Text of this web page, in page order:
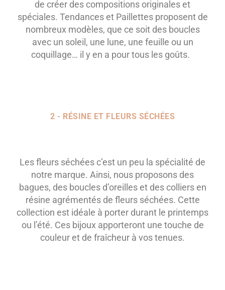
de créer des compositions originales et
spéciales. Tendances et Paillettes proposent de
nombreux modèles, que ce soit des boucles
avec un soleil, une lune, une feuille ou un
coquillage… il y en a pour tous les goûts.
2 - RÉSINE ET FLEURS SÉCHÉES
Les fleurs séchées c’est un peu la spécialité de
notre marque. Ainsi, nous proposons des
bagues, des boucles d’oreilles et des colliers en
résine agrémentés de fleurs séchées. Cette
collection est idéale à porter durant le printemps
ou l’été. Ces bijoux apporteront une touche de
couleur et de fraîcheur à vos tenues.